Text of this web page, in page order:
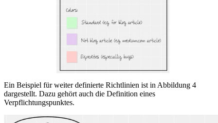
Ein Beispiel für weiter definierte Richtlinien ist in Abbildung 4
dargestellt. Dazu gehört auch die Definition eines
Verpflichtungspunktes.